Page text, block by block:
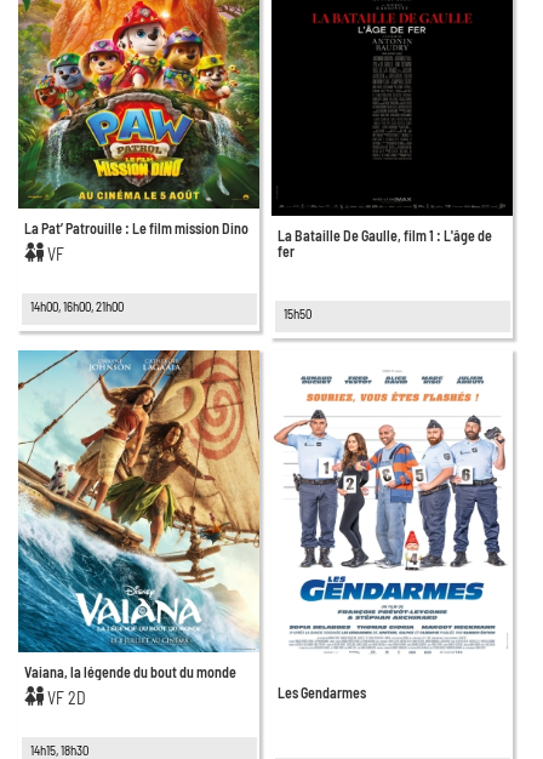
La Pat’ Patrouille : Le film mission Dino
VF
14h00, 16h00, 21h00
La Bataille De Gaulle, film 1 : L'âge de
fer
15h50
Vaiana, la légende du bout du monde
VF 2D
14h15, 18h30
Les Gendarmes